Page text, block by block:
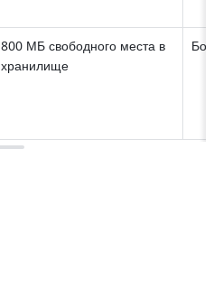
800 МБ свободного места в
хранилище